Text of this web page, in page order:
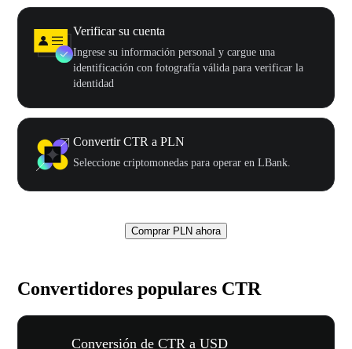
Verificar su cuenta
Ingrese su información personal y cargue una
identificación con fotografía válida para verificar la
identidad
Convertir CTR a PLN
Seleccione criptomonedas para operar en LBank.
Comprar PLN ahora
Convertidores populares CTR
Conversión de CTR a USD